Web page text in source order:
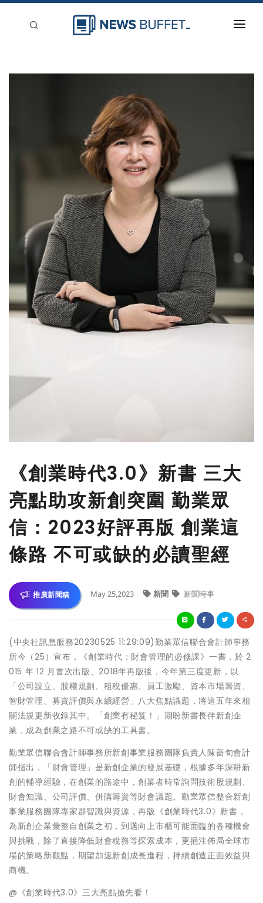
《創業時代3.0》新書 三大
亮點助攻新創突圍 勤業眾
信：2023好評再版 創業這
條路 不可或缺的必讀聖經
推廣新聞稿 May 25,2023 新聞 新聞時事
(中央社訊息服務20230525 11:29:09)勤業眾信聯合會計師事務
所今（25）宣布，《創業時代：財會管理的必修課》一書，於 2
015 年 12 月首次出版、2018年再版後，今年第三度更新，以
「公司設立、股權規劃、租稅優惠、員工激勵、資本市場籌資、
智財管理、募資評價與永續經營」八大焦點議題，將這五年來相
關法規更新收錄其中。「創業有秘笈！」期盼新書長伴新創企
業，成為創業之路不可或缺的工具書。
勤業眾信聯合會計師事務所新創事業服務團隊負責人陳薔旬會計
師指出，「財會管理」是新創企業的發展基礎，根據多年深耕新
創的輔導經驗，在創業的路途中，創業者時常詢問技術股規劃、
財會知識、公司評價、併購籌資等財會議題。勤業眾信整合新創
事業服務團隊專家群智識與資源，再版《創業時代3.0》新書，
為新創企業彙整自創業之初，到邁向上市櫃可能面臨的各種機會
與挑戰，除了直接降低財會稅務等探索成本，更挹注佈局全球市
場的策略新觀點，期望加速新創成長進程，持續創造正面效益與
商機。
@《創業時代3.0》三大亮點搶先看！